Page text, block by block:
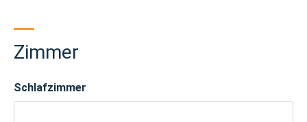
Zimmer
Schlafzimmer